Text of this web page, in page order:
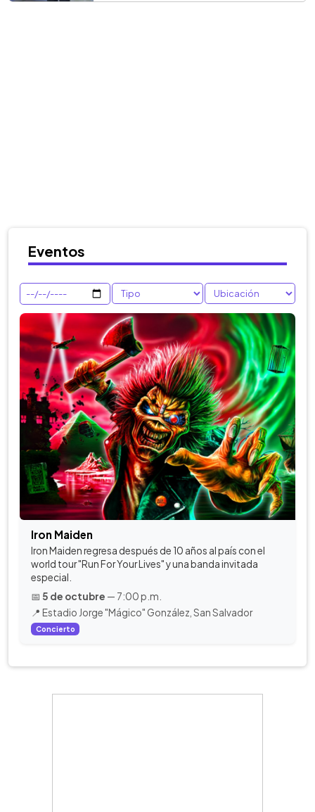
Eventos
Iron Maiden
Iron Maiden regresa después de 10 años al país con el
world tour "Run For Your Lives" y una banda invitada
especial.
📅 5 de octubre — 7:00 p.m.
📍 Estadio Jorge "Mágico" González, San Salvador
Concierto